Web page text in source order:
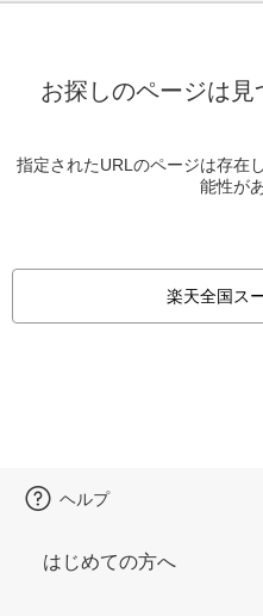
お探しのページは見
指定されたURLのページは存在
能性が
楽天全国ス
ヘルプ
はじめての方へ